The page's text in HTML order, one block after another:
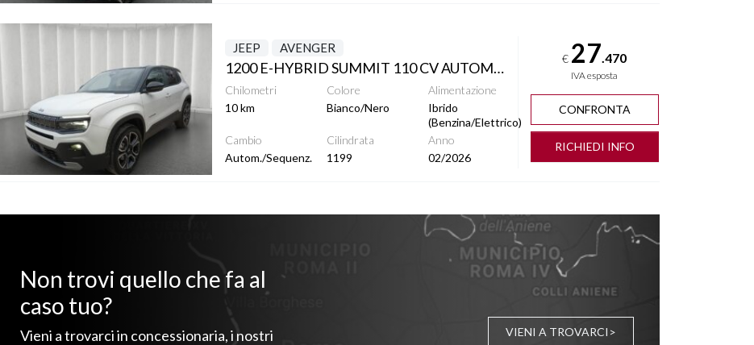
Vedi dettagli
JEEP AVENGER
1200 E-HYBRID SUMMIT 110 CV AUTOM KM 0
Chilometri
10 km
Colore
Bianco/Nero
Alimentazione
Ibrido
(Benzina/Elettrico)
Cambio
Autom./Sequenz.
Cilindrata
1199
Anno
02/2026
€ 27 .470
IVA esposta
CONFRONTA
RICHIEDI INFO
Non trovi quello che fa al
caso tuo?
Vieni a trovarci in concessionaria, i nostri
VIENI A TROVARCI>